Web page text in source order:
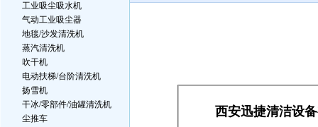
工业吸尘吸水机
气动工业吸尘器
地毯/沙发清洗机
蒸汽清洗机
吹干机
电动扶梯/台阶清洗机
扬雪机
干冰/零部件/油罐清洗机
尘推车
西安迅捷清洁设